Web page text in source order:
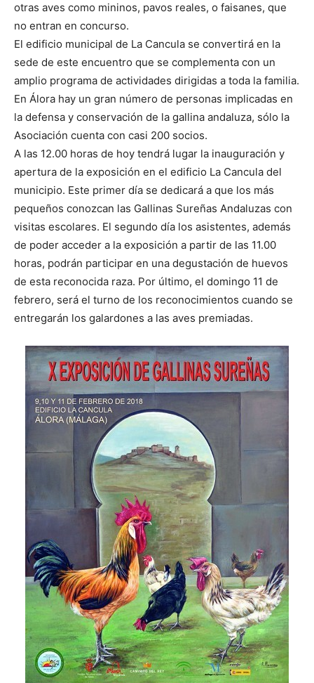
otras aves como mininos, pavos reales, o faisanes, que
no entran en concurso.
El edificio municipal de La Cancula se convertirá en la
sede de este encuentro que se complementa con un
amplio programa de actividades dirigidas a toda la familia.
En Álora hay un gran número de personas implicadas en
la defensa y conservación de la gallina andaluza, sólo la
Asociación cuenta con casi 200 socios.
A las 12.00 horas de hoy tendrá lugar la inauguración y
apertura de la exposición en el edificio La Cancula del
municipio. Este primer día se dedicará a que los más
pequeños conozcan las Gallinas Sureñas Andaluzas con
visitas escolares. El segundo día los asistentes, además
de poder acceder a la exposición a partir de las 11.00
horas, podrán participar en una degustación de huevos
de esta reconocida raza. Por último, el domingo 11 de
febrero, será el turno de los reconocimientos cuando se
entregarán los galardones a las aves premiadas.